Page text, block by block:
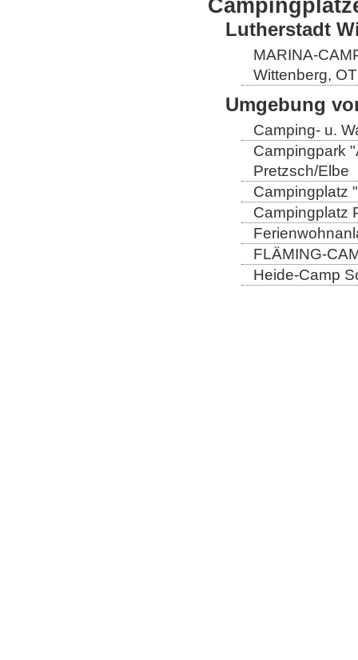
Lutherstadt
MARINA-
Wittenberg,
Umgebung
Camping- u.
Campingpark
Pretzsch/Elbe
Campingplatz
Campingplatz
FLÄMING-
Heide-Camp